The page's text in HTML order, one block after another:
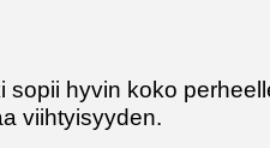
sopii hyvin koko
viihtyisyyden.